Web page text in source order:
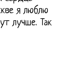
я люблю
лучше. Так